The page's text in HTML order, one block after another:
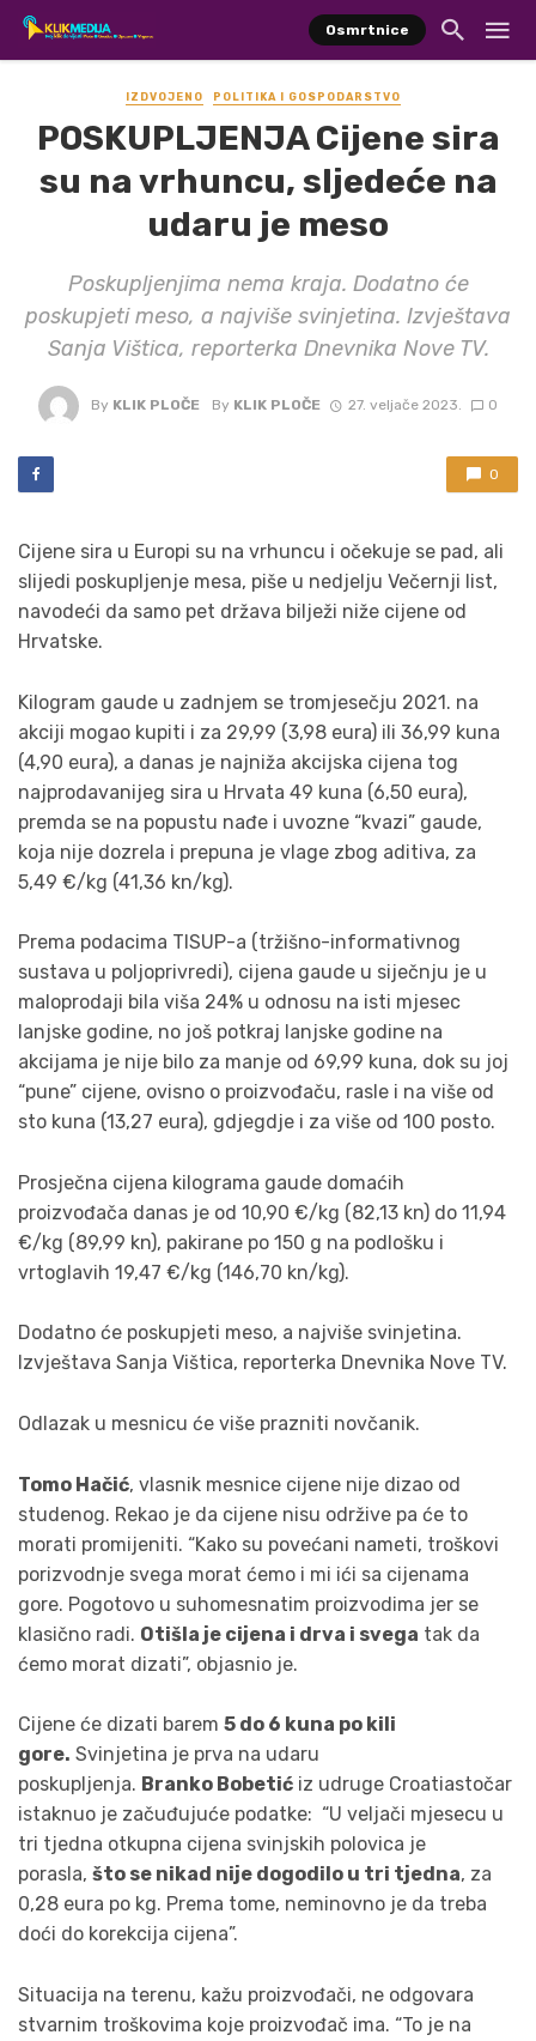
Osmrtnice
IZDVOJENO POLITIKA I GOSPODARSTVO
POSKUPLJENJA Cijene sira
su na vrhuncu, sljedeće na
udaru je meso
Poskupljenjima nema kraja. Dodatno će
poskupjeti meso, a najviše svinjetina. Izvještava
Sanja Vištica, reporterka Dnevnika Nove TV.
By KLIK PLOČE By KLIK PLOČE 27. veljače 2023. 0
0
Cijene sira u Europi su na vrhuncu i očekuje se pad, ali
slijedi poskupljenje mesa, piše u nedjelju Večernji list,
navodeći da samo pet država bilježi niže cijene od
Hrvatske.
Kilogram gaude u zadnjem se tromjesečju 2021. na
akciji mogao kupiti i za 29,99 (3,98 eura) ili 36,99 kuna
(4,90 eura), a danas je najniža akcijska cijena tog
najprodavanijeg sira u Hrvata 49 kuna (6,50 eura),
premda se na popustu nađe i uvozne “kvazi” gaude,
koja nije dozrela i prepuna je vlage zbog aditiva, za
5,49 €/kg (41,36 kn/kg).
Prema podacima TISUP-a (tržišno-informativnog
sustava u poljoprivredi), cijena gaude u siječnju je u
maloprodaji bila viša 24% u odnosu na isti mjesec
lanjske godine, no još potkraj lanjske godine na
akcijama je nije bilo za manje od 69,99 kuna, dok su joj
“pune” cijene, ovisno o proizvođaču, rasle i na više od
sto kuna (13,27 eura), gdjegdje i za više od 100 posto.
Prosječna cijena kilograma gaude domaćih
proizvođača danas je od 10,90 €/kg (82,13 kn) do 11,94
€/kg (89,99 kn), pakirane po 150 g na podlošku i
vrtoglavih 19,47 €/kg (146,70 kn/kg).
Dodatno će poskupjeti meso, a najviše svinjetina.
Izvještava Sanja Vištica, reporterka Dnevnika Nove TV.
Odlazak u mesnicu će više prazniti novčanik.
Tomo Hačić, vlasnik mesnice cijene nije dizao od
studenog. Rekao je da cijene nisu održive pa će to
morati promijeniti. “Kako su povećani nameti, troškovi
porizvodnje svega morat ćemo i mi ići sa cijenama
gore. Pogotovo u suhomesnatim proizvodima jer se
klasično radi. Otišla je cijena i drva i svega tak da
ćemo morat dizati”, objasnio je.
Cijene će dizati barem 5 do 6 kuna po kili
gore. Svinjetina je prva na udaru
poskupljenja. Branko Bobetić iz udruge Croatiastočar
istaknuo je začuđujuće podatke: “U veljači mjesecu u
tri tjedna otkupna cijena svinjskih polovica je
porasla, što se nikad nije dogodilo u tri tjedna, za
0,28 eura po kg. Prema tome, neminovno je da treba
doći do korekcija cijena”.
Situacija na terenu, kažu proizvođači, ne odgovara
stvarnim troškovima koje proizvođač ima. “To je na